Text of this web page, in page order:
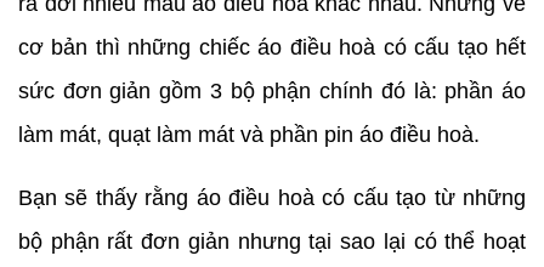
cơ bản thì những chiếc áo điều hoà có cấu tạo hết
sức đơn giản gồm 3 bộ phận chính đó là: phần áo
làm mát, quạt làm mát và phần pin áo điều hoà.
Bạn sẽ thấy rằng áo điều hoà có cấu tạo từ những
bộ phận rất đơn giản nhưng tại sao lại có thể hoạt